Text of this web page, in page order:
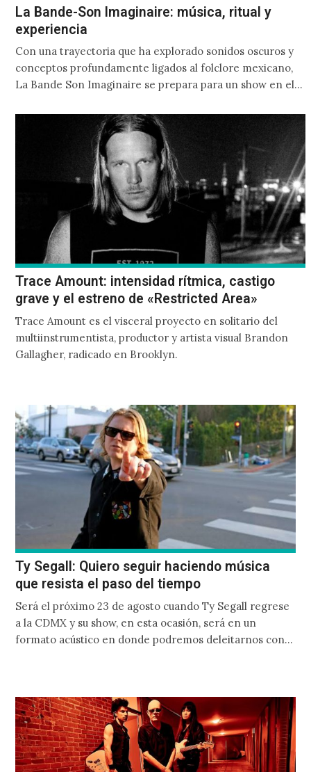
La Bande-Son Imaginaire: música, ritual y
experiencia
Con una trayectoria que ha explorado sonidos oscuros y
conceptos profundamente ligados al folclore mexicano,
La Bande Son Imaginaire se prepara para un show en el
el performance y una estética cargada de simbolismos, ha
encontrado un espacio propio dentro de la escena
alternativa en México.
Trace Amount: intensidad rítmica, castigo
grave y el estreno de «Restricted Area»
Trace Amount es el visceral proyecto en solitario del
multiinstrumentista, productor y artista visual Brandon
Gallagher, radicado en Brooklyn.
Ty Segall: Quiero seguir haciendo música
que resista el paso del tiempo
Será el próximo 23 de agosto cuando Ty Segall regrese
a la CDMX y su show, en esta ocasión, será en un
formato acústico en donde podremos deleitarnos con